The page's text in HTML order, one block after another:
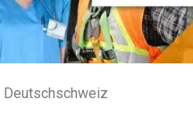
Deutschschweiz